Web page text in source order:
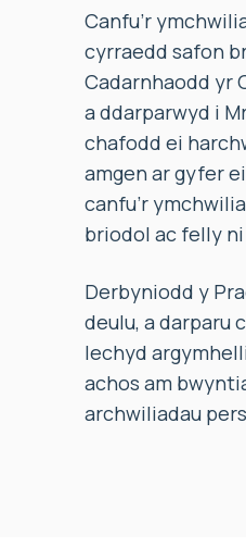
Canfu’r
cyrraedd safon
Cadarnhaodd yr
a ddarparwyd i
chafodd ei
amgen ar gyfer
canfu’r
briodol ac felly
Derbyniodd y
deulu, a darparu
Iechyd
achos am
archwiliadau